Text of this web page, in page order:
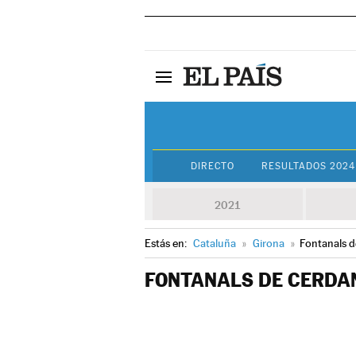
DIRECTO RESULTADOS 2024
2021
Estás en: Cataluña » Girona » Fontanals
FONTANALS DE